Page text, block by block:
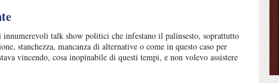
talk show politici che infestano il palinsesto, soprattutto
stanchezza, mancanza di alternative o come in questo caso per
vincendo, cosa inopinabile di questi tempi, e non volevo assistere